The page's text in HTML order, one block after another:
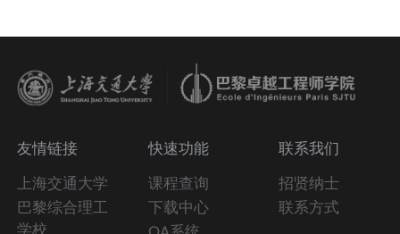
友情链接
上海交通大学
巴黎综合理工
学校
快速功能
课程查询
下载中心
联系我们
招贤纳士
联系方式